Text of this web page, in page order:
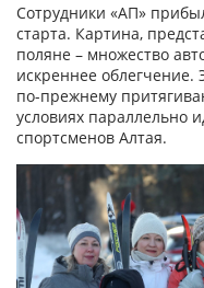
Сотрудники «АП»
старта. Картина,
поляне – множество
искреннее облегчение.
по-прежнему
условиях параллельно
спортсменов Алтая.